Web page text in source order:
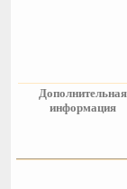
Дополнительная
информация